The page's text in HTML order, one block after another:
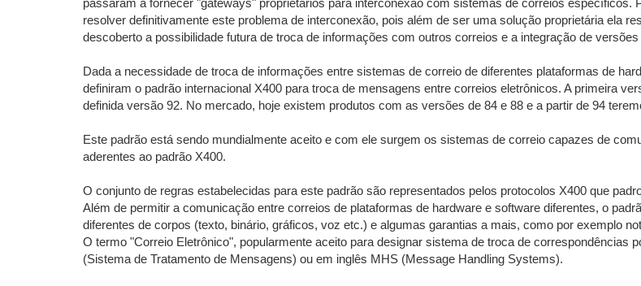
passaram a fornecer "gateways" proprietários para interconexão com sistemas de correios
resolver definitivamente este problema de interconexão, pois além de ser uma solução proprietária ela
descoberto a possibilidade futura de troca de informações com outros correios e a integração de
Dada a necessidade de troca de informações entre sistemas de correio de diferentes plataformas de
definiram o padrão internacional X400 para troca de mensagens entre correios eletrônicos. A primeira
definida versão 92. No mercado, hoje existem produtos com as versões de 84 e 88 e a partir de 94
Este padrão está sendo mundialmente aceito e com ele surgem os sistemas de correio capazes de
aderentes ao padrão X400.
O conjunto de regras estabelecidas para este padrão são representados pelos protocolos X400 que
Além de permitir a comunicação entre correios de plataformas de hardware e software diferentes, o
diferentes de corpos (texto, binário, gráficos, voz etc.) e algumas garantias a mais, como por exemplo
O termo "Correio Eletrônico", popularmente aceito para designar sistema de troca de correspondências
(Sistema de Tratamento de Mensagens) ou em inglês MHS (Message Handling Systems).